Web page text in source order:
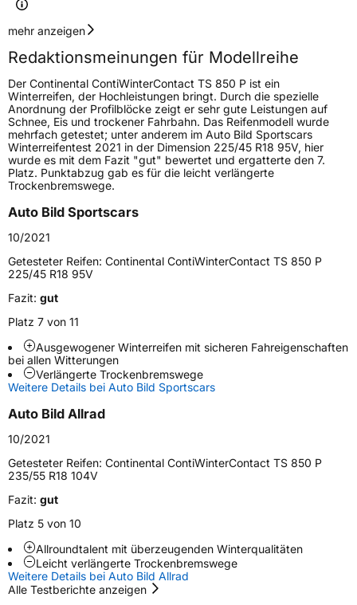
Geschwindigkeitsindex
Höchstgeschwindigkeit
240 km/h
Lastindex99
Höchstlast775 kg
Gewicht (in kg) 13,92 kg
Generelle Merkmale
FahrzeugtypPKW
Verwendung
ModellnameContiWinterContact TS 850 P
Fahrzeugart
Weitere Eigenschaften
SchlauchtypTL
Zustand Neureifen
M+SJa
FelgenschutzFR
RunflatSSR
EU Label
EffizienzD
mehr anzeigen
Redaktionsmeinungen für Modellreihe
Der Continental ContiWinterContact TS 850 P ist ein
Winterreifen, der Hochleistungen bringt. Durch die spezielle
Anordnung der Profilblöcke zeigt er sehr gute Leistungen auf
Schnee, Eis und trockener Fahrbahn. Das Reifenmodell wurde
mehrfach getestet; unter anderem im Auto Bild Sportscars
Winterreifentest 2021 in der Dimension 225/45 R18 95V, hier
wurde es mit dem Fazit "gut" bewertet und ergatterte den 7.
Platz. Punktabzug gab es für die leicht verlängerte
Trockenbremswege.
Auto Bild Sportscars
10/2021
Getesteter Reifen: Continental ContiWinterContact TS 850 P
225/45 R18 95V
Fazit: gut
Platz 7 von 11
Ausgewogener Winterreifen mit sicheren Fahreigenschaften
bei allen Witterungen
Verlängerte Trockenbremswege
Weitere Details bei Auto Bild Sportscars
Auto Bild Allrad
10/2021
Getesteter Reifen: Continental ContiWinterContact TS 850 P
235/55 R18 104V
Fazit: gut
Platz 5 von 10
Allroundtalent mit überzeugenden Winterqualitäten
Leicht verlängerte Trockenbremswege
Weitere Details bei Auto Bild Allrad
Alle Testberichte anzeigen